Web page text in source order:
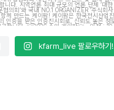
kfarm_live 팔로우하기!